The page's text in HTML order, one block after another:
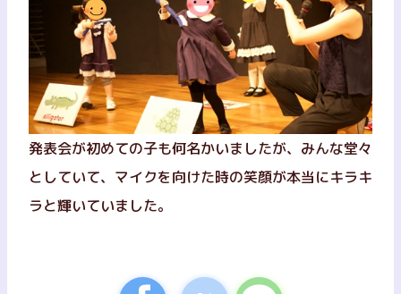
発表会が初めての子も何名かいましたが、みんな堂々
としていて、マイクを向けた時の笑顔が本当にキラキ
ラと輝いていました。